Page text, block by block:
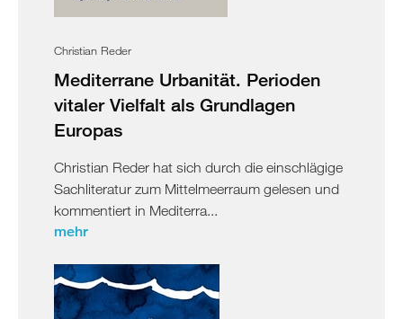
Christian Reder
Mediterrane Urbanität. Perioden
vitaler Vielfalt als Grundlagen
Europas
Christian Reder hat sich durch die einschlägige
Sachliteratur zum Mittelmeerraum gelesen und
kommentiert in Mediterra...
mehr